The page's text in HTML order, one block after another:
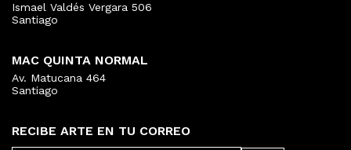
RECIBE ARTE EN TU CORREO
Ismael Valdés Vergara 506
Santiago
MAC QUINTA NORMAL
Av. Matucana 464
Santiago